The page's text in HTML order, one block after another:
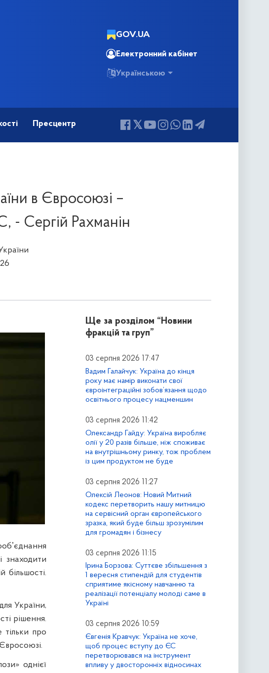
GOV.UA
Електронний кабінет
Українською
Пресцентр
в Євросоюзі –
- Сергій Рахманін
знаходити
більшості.
України,
рішення.
тільки про
однієї
Ще за розділом “Новини
фракцій та груп”
03 серпня 2026 17:47
Вадим Галайчук: Україна до кінця
року має намір виконати свої
євроінтеграційні зобов’язання щодо
освітнього процесу нацменшин
03 серпня 2026 11:42
Олександр Гайду: Україна виробляє
олії у 20 разів більше, ніж споживає
на внутрішньому ринку, тож проблем
із цим продуктом не буде
03 серпня 2026 11:27
Олексій Леонов: Новий Митний
кодекс перетворить нашу митницю
на сервісний орган європейського
зразка, який буде більш зрозумілим
для громадян і бізнесу
03 серпня 2026 11:15
Ірина Борзова: Суттєве збільшення з
1 вересня стипендій для студентів
сприятиме якісному навчанню та
реалізації потенціалу молоді саме в
Україні
03 серпня 2026 10:59
Євгенія Кравчук: Україна не хоче,
щоб процес вступу до ЄС
перетворювався на інструмент
впливу у двосторонніх відносинах